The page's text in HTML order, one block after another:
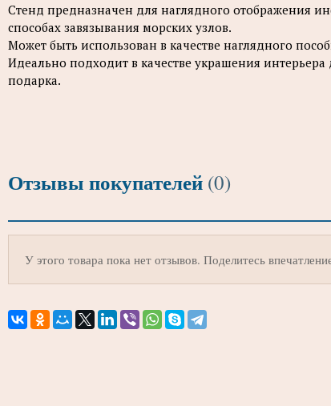
Стенд предназначен для наглядного отображения
способах завязывания морских узлов.
Может быть использован в качестве наглядного
Идеально подходит в качестве украшения
подарка.
Отзывы покупателей (0)
У этого товара пока нет отзывов. Поделитесь